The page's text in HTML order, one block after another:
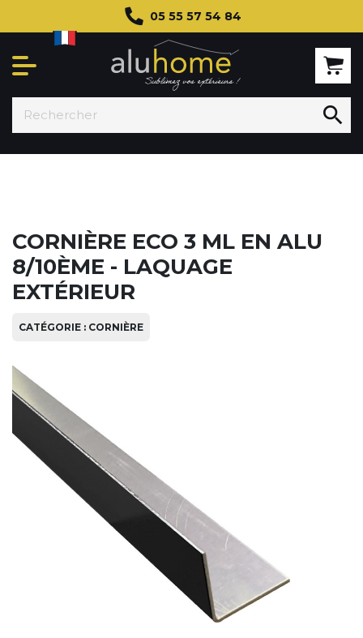
05 55 57 54 84

CORNIÈRE ECO 3 ML EN ALU
8/10ÈME - LAQUAGE
EXTÉRIEUR
CATÉGORIE : CORNIÈRE